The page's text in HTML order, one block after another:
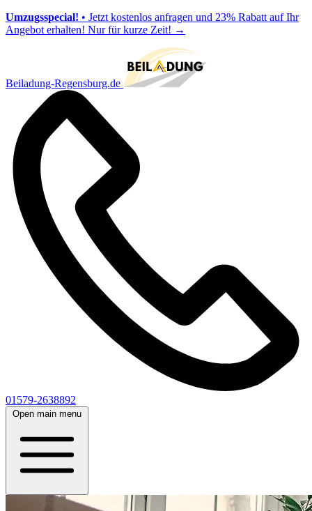
Umzugsspecial! • Jetzt kostenlos anfragen und 23% Rabatt auf Ihr
Angebot erhalten! Nur für kurze Zeit! →
Beiladung-Regensburg.de
01579-2638892
Open main menu